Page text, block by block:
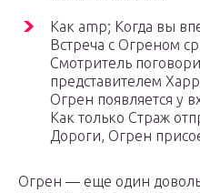
Как amp; Когда вы
Встреча с Огреном
Смотритель
представителем
Огрен появляется у
Как только Страж
Дороги, Огрен
Огрен — еще один